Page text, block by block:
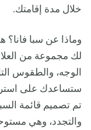
خلال مدة إقامتك.
وماذا عن سبا فانا؟
لك مجموعة من
الوجه، والطقوس
ستساعدك على
تم تصميم قائمة
والتجدد، وهي